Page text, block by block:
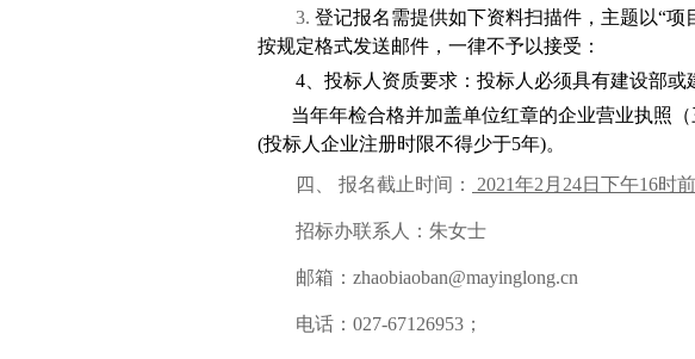
3. 登记报名需提供如下资料扫描件，主题以“项
按规定格式发送邮件，一律不予以接受：
4 、投标人资质要求：投标人必须具有建设部
当年年检合格并加盖单位红章的企业营业执照
(投标人企业注册时限不得少于5年)。
四、 报名截止时间： 2021年2 月 24日下午16时前
招标办联系人：朱女士
邮箱： zhaobiaoban@mayinglong.cn
电话： 027-67126953 ；